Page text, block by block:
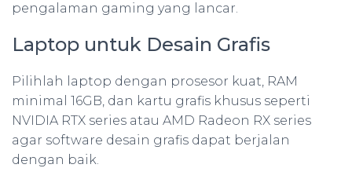
pengalaman gaming yang lancar.
Laptop untuk Desain Grafis
Pilihlah laptop dengan prosesor kuat, RAM
minimal 16GB, dan kartu grafis khusus seperti
NVIDIA RTX series atau AMD Radeon RX series
agar software desain grafis dapat berjalan
dengan baik.